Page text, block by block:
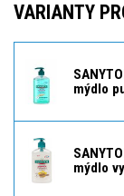
VARIANTY
mýdlo
mýdlo